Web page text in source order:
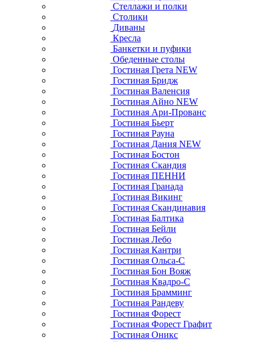
Стеллажи и полки
Столики
Диваны
Кресла
Банкетки и пуфики
Обеденные столы
Гостиная Грета NEW
Гостиная Бридж
Гостиная Валенсия
Гостиная Айно NEW
Гостиная Ари-Прованс
Гостиная Бьерт
Гостиная Рауна
Гостиная Дания NEW
Гостиная Бостон
Гостиная Скандия
Гостиная ПЕННИ
Гостиная Гранада
Гостиная Викинг
Гостиная Скандинавия
Гостиная Балтика
Гостиная Бейли
Гостиная Лебо
Гостиная Кантри
Гостиная Ольса-С
Гостиная Бон Вояж
Гостиная Квадро-С
Гостиная Брамминг
Гостиная Рандеву
Гостиная Форест
Гостиная Форест Графит
Гостиная Оникс